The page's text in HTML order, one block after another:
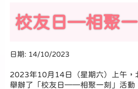
校友日—相聚一
日期: 14/10/2023
2023年10月14日（星期六）上午，
舉辦了「校友日——相聚一刻」活動